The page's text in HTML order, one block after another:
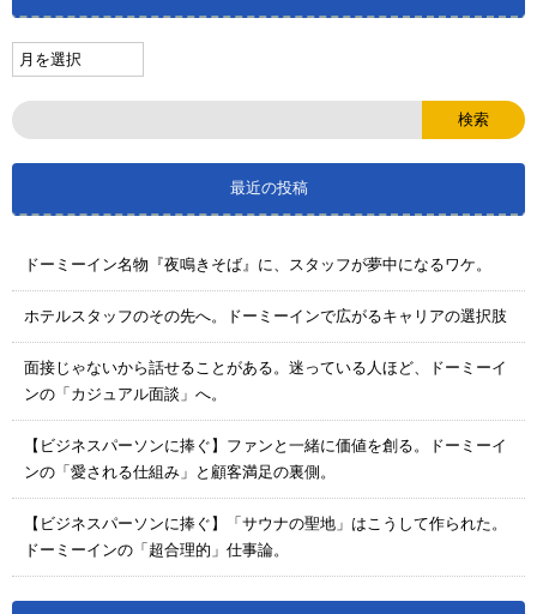
最近の投稿
ドーミーイン名物『夜鳴きそば』に、スタッフが夢中になるワケ。
ホテルスタッフのその先へ。ドーミーインで広がるキャリアの選択肢
面接じゃないから話せることがある。迷っている人ほど、ドーミーイ
ンの「カジュアル面談」へ。
【ビジネスパーソンに捧ぐ】ファンと一緒に価値を創る。ドーミーイ
ンの「愛される仕組み」と顧客満足の裏側。
【ビジネスパーソンに捧ぐ】「サウナの聖地」はこうして作られた。
ドーミーインの「超合理的」仕事論。